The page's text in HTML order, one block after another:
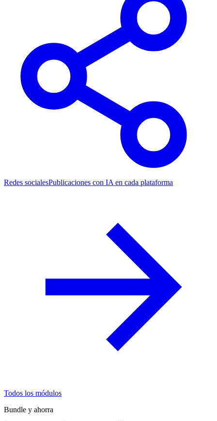
Redes socialesPublicaciones con IA en cada plataforma
Todos los módulos
Bundle y ahorra